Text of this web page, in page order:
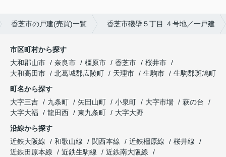
香芝市の戸建(売買)一覧 香芝市磯壁５丁目 ４号地／一戸建
市区町村から探す
大和郡山市
奈良市 橿原市 香芝市
桜井市
大和高田市
北葛城郡広陵町 天理市 生駒市
生駒郡斑鳩町
町名から探す
大字三吉
九条町 矢田山町 小泉町 大字市場
萩の台
大字大福
龍田西 東九条町
大字大野
沿線から探す
近鉄大阪線
和歌山線 関西本線 近鉄橿原線
桜井線
近鉄田原本線
近鉄生駒線
近鉄南大阪線